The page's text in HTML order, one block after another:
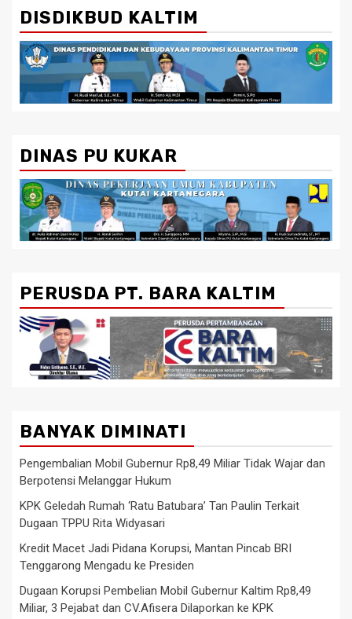
DISDIKBUD KALTIM
DINAS PU KUKAR
PERUSDA PT. BARA KALTIM
BANYAK DIMINATI
Pengembalian Mobil Gubernur Rp8,49 Miliar Tidak Wajar dan
Berpotensi Melanggar Hukum
KPK Geledah Rumah ‘Ratu Batubara’ Tan Paulin Terkait
Dugaan TPPU Rita Widyasari
Kredit Macet Jadi Pidana Korupsi, Mantan Pincab BRI
Tenggarong Mengadu ke Presiden
Dugaan Korupsi Pembelian Mobil Gubernur Kaltim Rp8,49
Miliar, 3 Pejabat dan CV.Afisera Dilaporkan ke KPK